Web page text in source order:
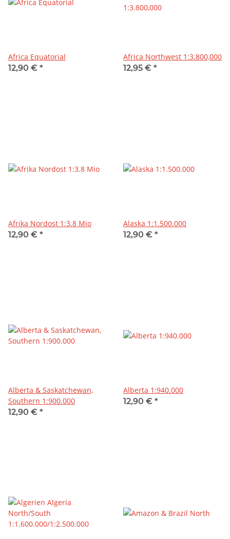
Africa Equatorial
12,90 € *
Africa Northwest 1:3.800,000
12,95 € *
Afrika Nordost 1:3.8 Mio
12,90 € *
Alaska 1:1.500.000
12,90 € *
Alberta & Saskatchewan,
Southern 1:900.000
12,90 € *
Alberta 1:940.000
12,90 € *